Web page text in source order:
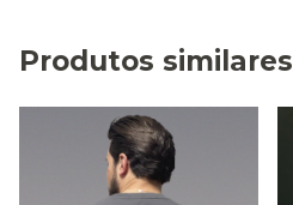
Produtos similares